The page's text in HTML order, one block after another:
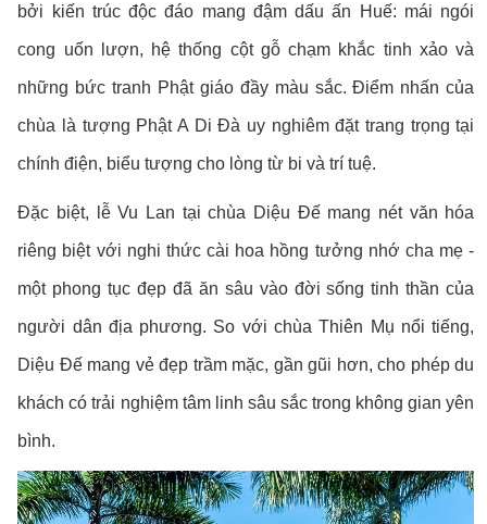
bởi kiến trúc độc đáo mang đậm dấu ấn Huế: mái ngói
cong uốn lượn, hệ thống cột gỗ chạm khắc tinh xảo và
những bức tranh Phật giáo đầy màu sắc. Điểm nhấn của
chùa là tượng Phật A Di Đà uy nghiêm đặt trang trọng tại
chính điện, biểu tượng cho lòng từ bi và trí tuệ.
Đặc biệt, lễ Vu Lan tại chùa Diệu Đế mang nét văn hóa
riêng biệt với nghi thức cài hoa hồng tưởng nhớ cha mẹ -
một phong tục đẹp đã ăn sâu vào đời sống tinh thần của
người dân địa phương. So với chùa Thiên Mụ nổi tiếng,
Diệu Đế mang vẻ đẹp trầm mặc, gần gũi hơn, cho phép du
khách có trải nghiệm tâm linh sâu sắc trong không gian yên
bình.